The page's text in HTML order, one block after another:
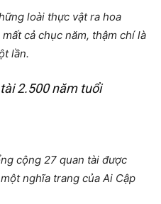
loài thực vật ra hoa
cả chục năm, thậm chí là
lần.
2.500 năm tuổi
cộng 27 quan tài được
nghĩa trang của Ai Cập